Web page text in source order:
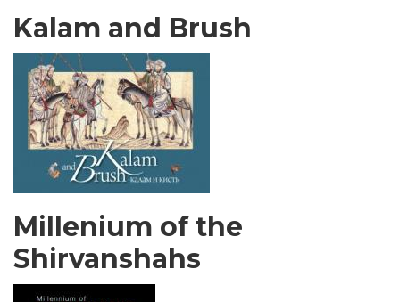
Kalam and Brush
Millenium of the
Shirvanshahs